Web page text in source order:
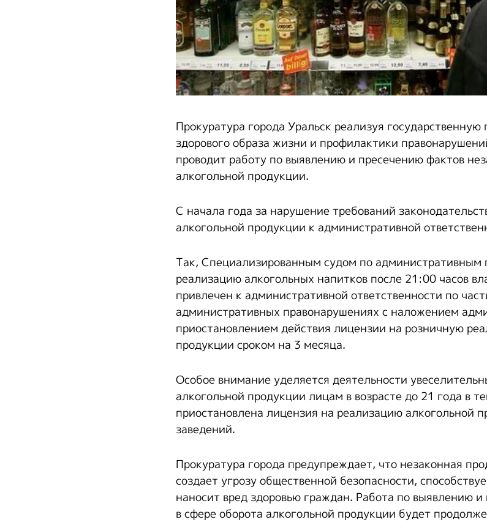
Прокуратура города Уральск реализуя
здорового образа жизни и профилактики
проводит работу по выявлению и пресечению фактов
алкогольной продукции.
С начала года за нарушение требований
алкогольной продукции к административной
Так, Специализированным судом по административным
реализацию алкогольных напитков после 21:00 часов
привлечен к административной ответственности по
административных правонарушениях с наложением
приостановлением действия лицензии на розничную
продукции сроком на 3 месяца.
Особое внимание уделяется деятельности
алкогольной продукции лицам в возрасте до 21 года в
приостановлена лицензия на реализацию алкогольной
заведений.
Прокуратура города предупреждает, что незаконная
создает угрозу общественной безопасности,
наносит вред здоровью граждан. Работа по выявлению
в сфере оборота алкогольной продукции будет